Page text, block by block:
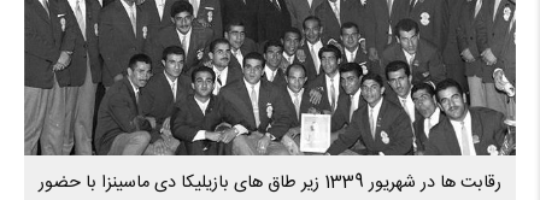
رقابت ها در شهریور 1339 زیر طاق های بازیلیکا دی ماسینزا با حضور